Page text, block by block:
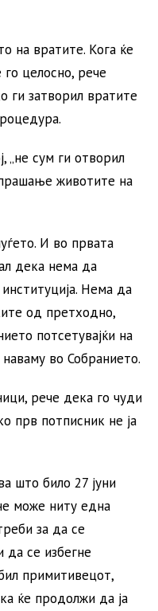
на вратите. Кога ќе
целосно, рече
ги затворил вратите
„не сум ги отворил
животите на
И во првата
дека нема да
Нема да
од претходно,
потсетувајќи на
во Собранието.
рече дека го чуди
прв потписник не ја
што било 27 јуни
може ниту една
за да се
да се избегне
примитивецот,
ќе продолжи да ја